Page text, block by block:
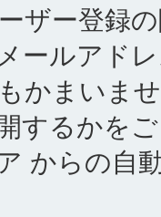
ザー登録
ールアド
かまいま
するかを
からの自